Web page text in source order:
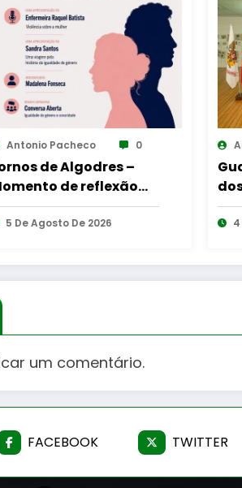
Antonio Pacheco 0
Guarda – Assinatura
dos protocolos de
cooperação entre
Bombeiros Egitanienses
4 De Agosto De 2026
um comentário.
FACEBOOK TWITTER